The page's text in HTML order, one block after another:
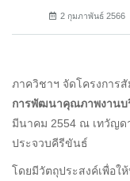
2 กุมภาพันธ์ 2566
ภาควิชาฯ จัดโครงการ
การพัฒนาคุณภาพงานบ
มีนาคม 2554 ณ เทวัญด
ประจวบคีรีขันธ์
โดยมีวัตถุประสงค์เพื่อใ